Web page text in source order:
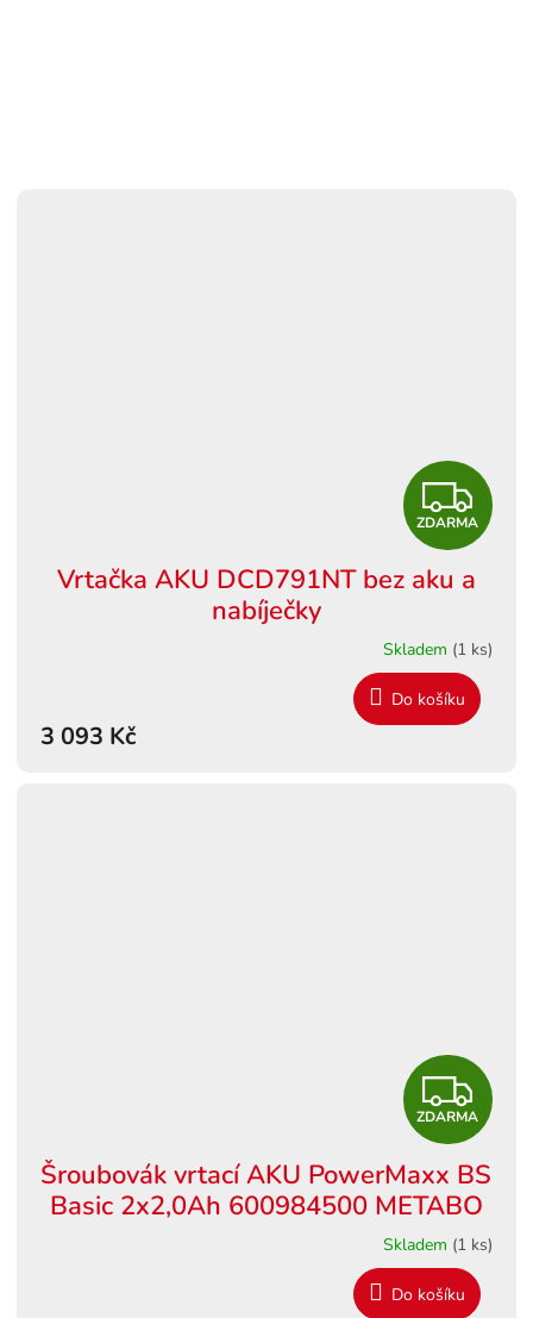
Z
D
A
R
M
ZDARMA
Vrtačka AKU DCD791NT bez aku a
nabíječky
Skladem (1 ks)
3 093 Kč
Do košíku
Z
D
A
R
M
ZDARMA
Šroubovák vrtací AKU PowerMaxx BS
Basic 2x2,0Ah 600984500 METABO
Skladem (1 ks)
Do košíku